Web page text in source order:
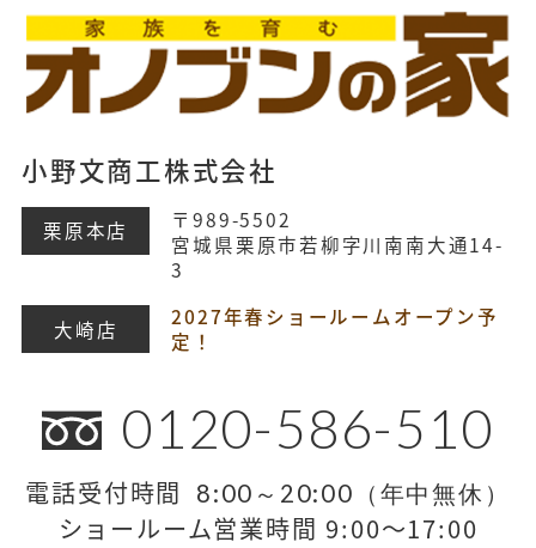
小野文商工株式会社
栗原本店
〒989-5502
宮城県栗原市若柳字川南南大通14-
3
大崎店
2027年春ショールームオープン予
定！
0120-586-510
電話受付時間 8:00～20:00（年中無休）
ショールーム営業時間 9:00～17:00